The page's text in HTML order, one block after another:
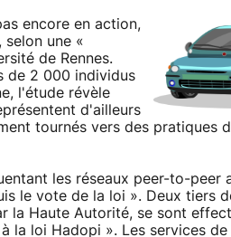
encore en action,
selon une «
de Rennes.
de 2 000 individus
l'étude révèle
d'ailleurs
tournés vers des pratiques
les réseaux peer-to-peer
le vote de la loi ». Deux tiers
la Haute Autorité, se sont
la loi Hadopi ». Les services de